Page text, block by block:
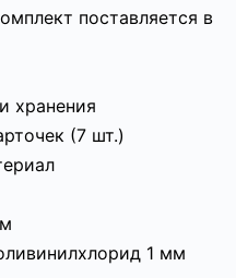
поставляется в
хранения
(7 шт.)
1 мм